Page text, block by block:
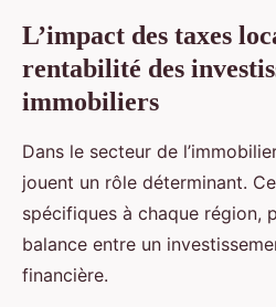
L’impact des taxes
rentabilité des
immobiliers
Dans le secteur de
jouent un rôle déterminant.
spécifiques à chaque région,
balance entre un
financière.